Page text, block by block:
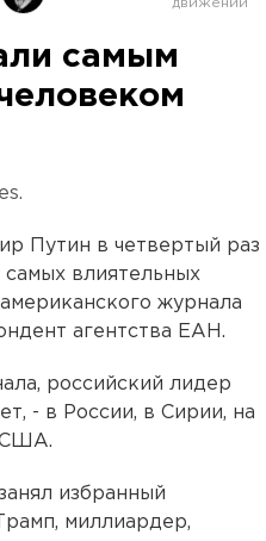
самым
Путин в четвертый раз
самых влиятельных
журнала
агентства ЕАН.
российский лидер
- в России, в Сирии, на
США.
избранный
миллиардер,